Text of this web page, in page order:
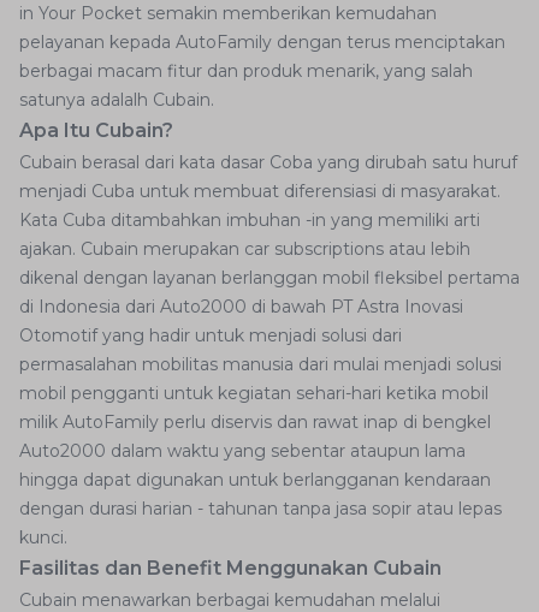
in Your Pocket semakin memberikan kemudahan
pelayanan kepada AutoFamily dengan terus menciptakan
berbagai macam fitur dan produk menarik, yang salah
satunya adalalh Cubain.
Apa Itu Cubain?
Cubain berasal dari kata dasar Coba yang dirubah satu huruf
menjadi Cuba untuk membuat diferensiasi di masyarakat.
Kata Cuba ditambahkan imbuhan -in yang memiliki arti
ajakan. Cubain merupakan car subscriptions atau lebih
dikenal dengan layanan berlanggan mobil fleksibel pertama
di Indonesia dari Auto2000 di bawah PT Astra Inovasi
Otomotif yang hadir untuk menjadi solusi dari
permasalahan mobilitas manusia dari mulai menjadi solusi
mobil pengganti untuk kegiatan sehari-hari ketika mobil
milik AutoFamily perlu diservis dan rawat inap di bengkel
Auto2000 dalam waktu yang sebentar ataupun lama
hingga dapat digunakan untuk berlangganan kendaraan
dengan durasi harian - tahunan tanpa jasa sopir atau lepas
kunci.
Fasilitas dan Benefit Menggunakan Cubain
Cubain menawarkan berbagai kemudahan melalui